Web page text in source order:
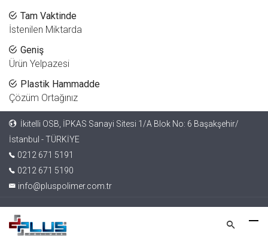
Tam Vaktinde
İstenilen Miktarda
Geniş
Ürün Yelpazesi
Plastik Hammadde
Çözüm Ortağınız
İkitelli OSB, İPKAS Sanayi Sitesi 1/A Blok No: 6 Başakşehir/
İstanbul - TÜRKİYE
0212 671 5191
0212 671 5190
info@pluspolimer.com.tr